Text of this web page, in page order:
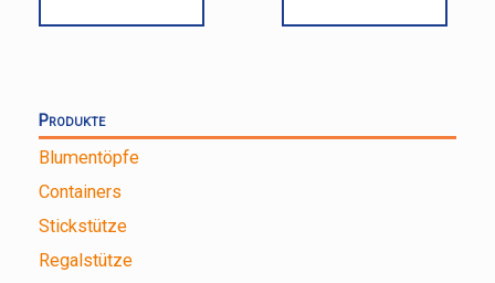
Produkte
Blumentöpfe
Containers
Stickstütze
Regalstütze